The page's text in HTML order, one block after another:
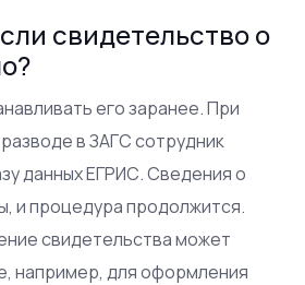
свидетельство о
его заранее. При
в ЗАГС сотрудник
данных ЕГРИС. Сведения о
и процедура продолжится.
свидетельства может
например, для оформления